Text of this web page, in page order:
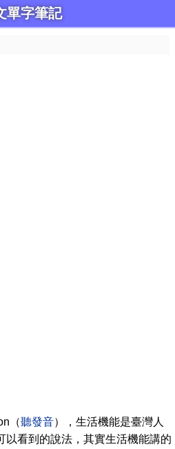
單字筆記
（聽發音），生活機能是臺灣人
以看到的說法，其實生活機能講的